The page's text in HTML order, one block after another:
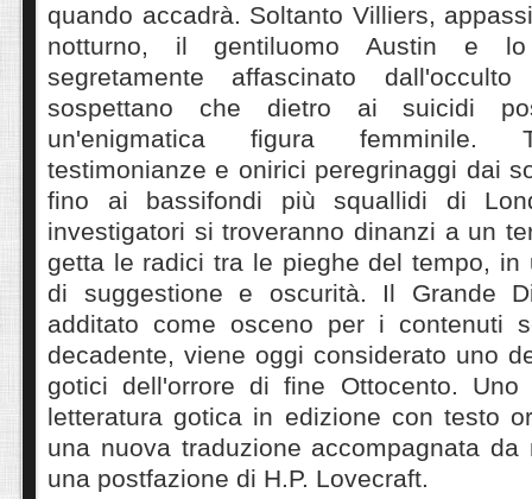
quando accadrà. Soltanto Villiers,
notturno, il gentiluomo Austin e
segretamente affascinato
sospettano che dietro ai suicidi
un'enigmatica figura femminile.
testimonianze e onirici peregrinaggi dai
fino ai bassifondi più squallidi di
investigatori si troveranno dinanzi a un
getta le radici tra le pieghe del tempo, in
di suggestione e oscurità. Il Grande
additato come osceno per i contenuti
decadente, viene oggi considerato uno
gotici dell'orrore di fine Ottocento.
letteratura gotica in edizione con testo
una nuova traduzione accompagnata
una postfazione di H.P. Lovecraft.